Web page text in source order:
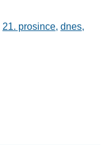
21. prosince, dnes,